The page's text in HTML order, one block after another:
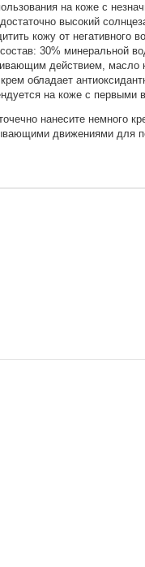
на коже с
высокий
кожу от негативного
30% минеральной
действием, масло
обладает
на коже с первыми
нанесите немного
движениями для